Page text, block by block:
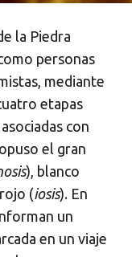
la Piedra
personas
mediante
etapas
con
el gran
), blanco
(iosis). En
un
en un viaje